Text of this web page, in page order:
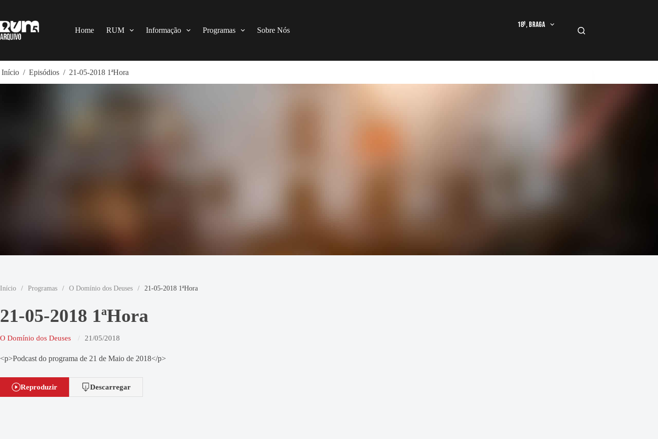
o
conteúdo
Home RUM Informação Programas Sobre Nós
18º, Braga
Início / Episódios / 21-05-2018 1ªHora
Início / Programas / O Domínio dos Deuses / 21-05-2018 1ªHora
21-05-2018 1ªHora
O Domínio dos Deuses 21/05/2018
<p>Podcast do programa de 21 de Maio de 2018</p>
Reproduzir Descarregar